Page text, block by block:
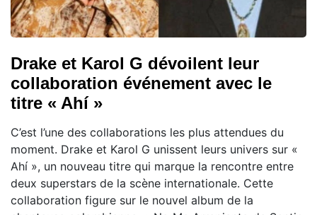
Drake et Karol G dévoilent leur
collaboration événement avec le
titre « Ahí »
C’est l’une des collaborations les plus attendues du
moment. Drake et Karol G unissent leurs univers sur «
Ahí », un nouveau titre qui marque la rencontre entre
deux superstars de la scène internationale. Cette
collaboration figure sur le nouvel album de la